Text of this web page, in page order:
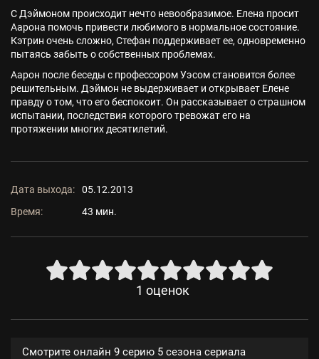
С Дэймоном происходит нечто невообразимое. Елена просит
Аарона помочь привести любимого в нормальное состояние.
Кэтрин очень сложно, Стефан поддерживает ее, одновременно
пытаясь забыть о собственных проблемах.
Аарон после беседы с профессором Уэсом становится более
решительным. Дэймон не выдерживает и открывает Елене
правду о том, что его беспокоит. Он рассказывает о страшном
испытании, последствия которого тревожат его на
протяжении многих десятилетий.
Дата выхода:
05.12.2013
Время:
43 мин.
1 оценок
Смотрите онлайн 9 серию 5 сезона сериала